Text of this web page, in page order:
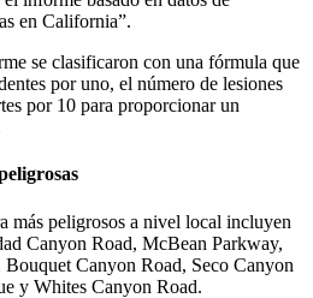
en California”.
se clasificaron con una fórmula que
por uno, el número de lesiones
por 10 para proporcionar un
más peligrosos a nivel local incluyen
Canyon Road, McBean Parkway,
Canyon Road, Seco Canyon
y Whites Canyon Road.